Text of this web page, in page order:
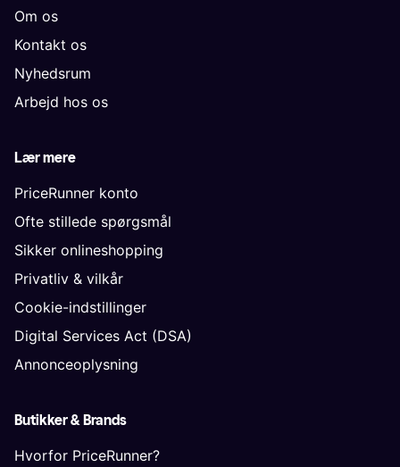
Om os
Kontakt os
Nyhedsrum
Arbejd hos os
Lær mere
PriceRunner konto
Ofte stillede spørgsmål
Sikker onlineshopping
Privatliv & vilkår
Cookie-indstillinger
Digital Services Act (DSA)
Annonceoplysning
Butikker & Brands
Hvorfor PriceRunner?